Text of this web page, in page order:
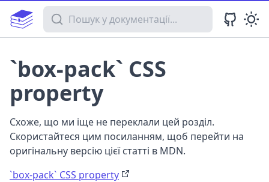
Пошук у документації
`box-pack` CSS
property
Схоже, що ми іще не переклали цей розділ.
Скористайтеся цим посиланням, щоб перейти на
оригінальну версію цієї статті в MDN.
`box-pack` CSS property